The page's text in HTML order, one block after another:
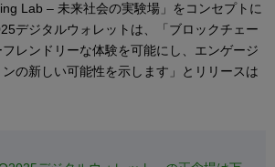
Lab – 未来社会の実験場」をコンセプトに
デジタルウォレットは、「ブロックチェー
レンドリーな体験を可能にし、エンゲージ
の新しい可能性を示します」とリリースは